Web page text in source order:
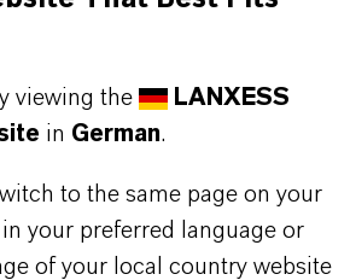
sich an oder registrieren Sie
die Inhalte zu erhalten.
viewing the
LANXESS
in German.
to the same page on your
your preferred language or
of your local country website